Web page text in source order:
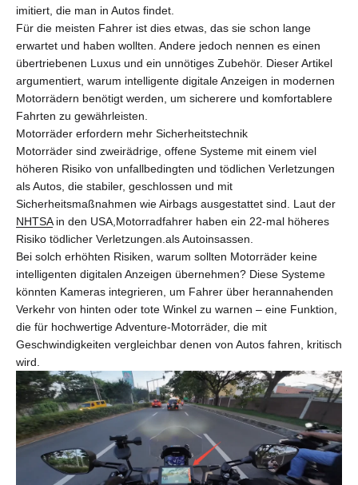
imitiert, die man in Autos findet.
Für die meisten Fahrer ist dies etwas, das sie schon lange
erwartet und haben wollten. Andere jedoch nennen es einen
übertriebenen Luxus und ein unnötiges Zubehör. Dieser Artikel
argumentiert, warum intelligente digitale Anzeigen in modernen
Motorrädern benötigt werden, um sicherere und komfortablere
Fahrten zu gewährleisten.
Motorräder erfordern mehr Sicherheitstechnik
Motorräder sind zweirädrige, offene Systeme mit einem viel
höheren Risiko von unfallbedingten und tödlichen Verletzungen
als Autos, die stabiler, geschlossen und mit
Sicherheitsmaßnahmen wie Airbags ausgestattet sind. Laut der
NHTSA in den USA, Motorradfahrer haben ein 22-mal höheres
Risiko tödlicher Verletzungen. als Autoinsassen.
Bei solch erhöhten Risiken, warum sollten Motorräder keine
intelligenten digitalen Anzeigen übernehmen? Diese Systeme
könnten Kameras integrieren, um Fahrer über herannahenden
Verkehr von hinten oder tote Winkel zu warnen – eine Funktion,
die für hochwertige Adventure-Motorräder, die mit
Geschwindigkeiten vergleichbar denen von Autos fahren, kritisch
wird.